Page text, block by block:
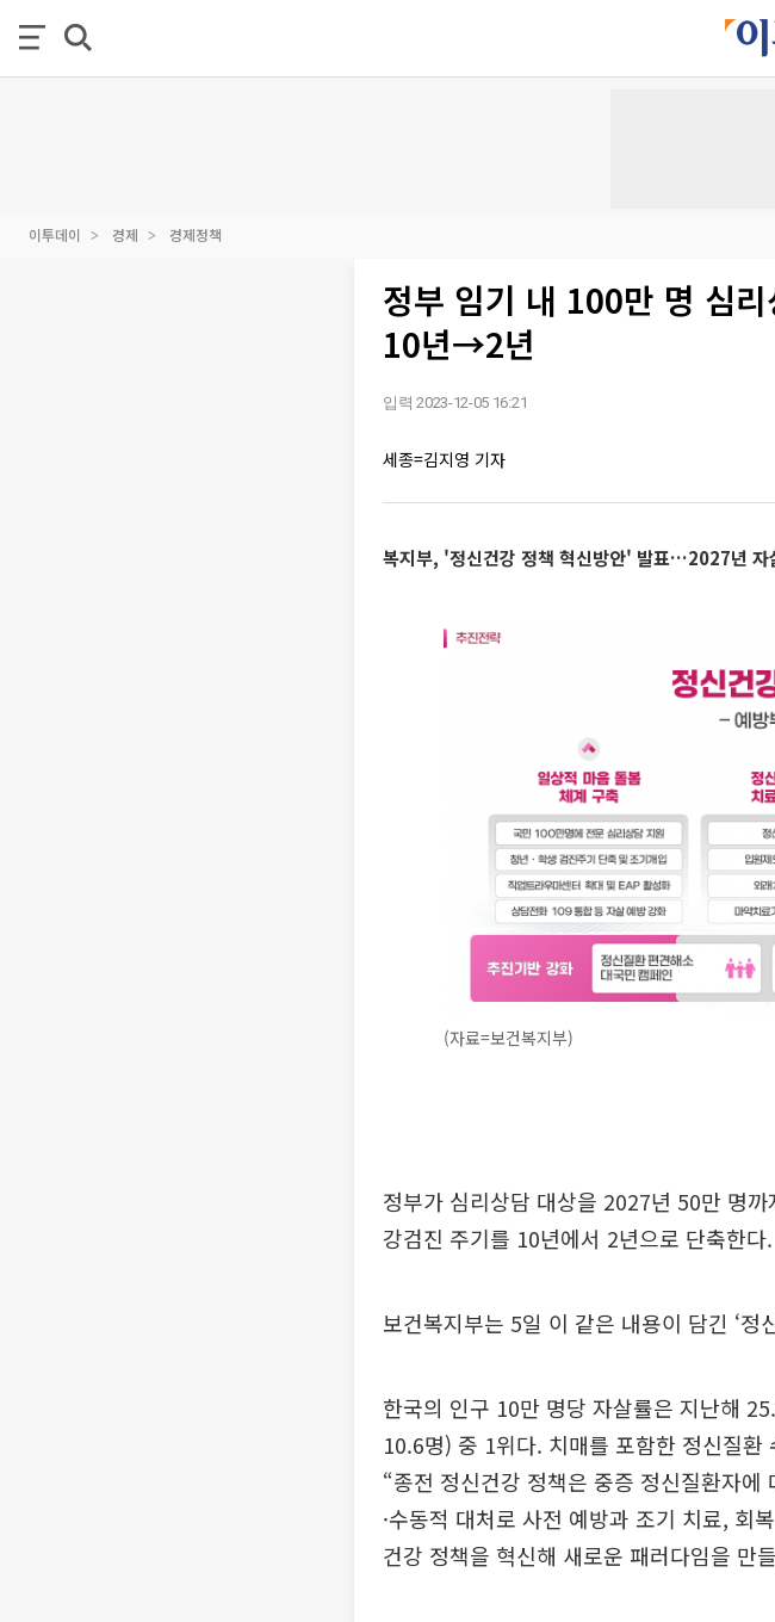
이투데이 경제 경제정책
정부 임기 내 100만 명 심
10년→2년
입력 2023-12-05 16:21
세종=김지영 기자
복지부, '정신건강 정책 혁신방안' 발표…2027년
(자료=보건복지부)
정부가 심리상담 대상을 2027년 50만 명
강검진 주기를 10년에서 2년으로 단축한다.
보건복지부는 5일 이 같은 내용이 담긴 ‘정
한국의 인구 10만 명당 자살률은 지난해
10.6명) 중 1위다. 치매를 포함한 정신질
“종전 정신건강 정책은 중증 정신질환자에
·수동적 대처로 사전 예방과 조기 치료, 회
건강 정책을 혁신해 새로운 패러다임을 만